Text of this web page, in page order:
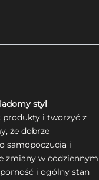
styl
produkty i tworzyć z
że dobrze
samopoczucia i
zmiany w codziennym
i ogólny stan